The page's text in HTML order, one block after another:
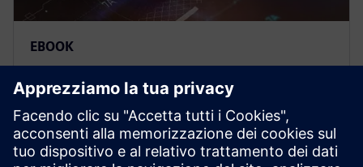
EBOOK
Supera le sfide nello sviluppo
dell'architettura E/E dei veicoli
Prospera nel settore automobilistico in evoluzione
affrontando le sfide della progettazione dei veicoli